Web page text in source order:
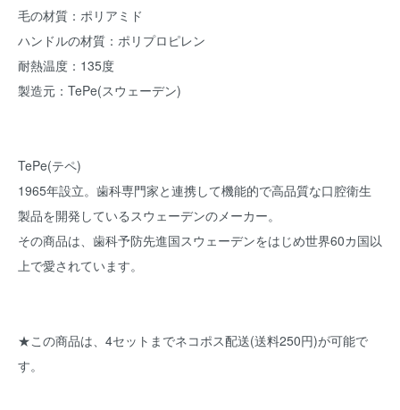
毛の材質：ポリアミド
ハンドルの材質：ポリプロピレン
耐熱温度：135度
製造元：TePe(スウェーデン)
TePe(テペ)
1965年設立。歯科専門家と連携して機能的で高品質な口腔衛生
製品を開発しているスウェーデンのメーカー。
その商品は、歯科予防先進国スウェーデンをはじめ世界60カ国以
上で愛されています。
★この商品は、4セットまでネコポス配送(送料250円)が可能で
す。